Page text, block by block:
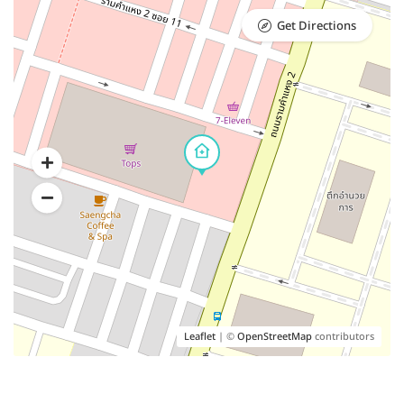
Leaflet | ©OpenStreetMapcontributors
Get Directions